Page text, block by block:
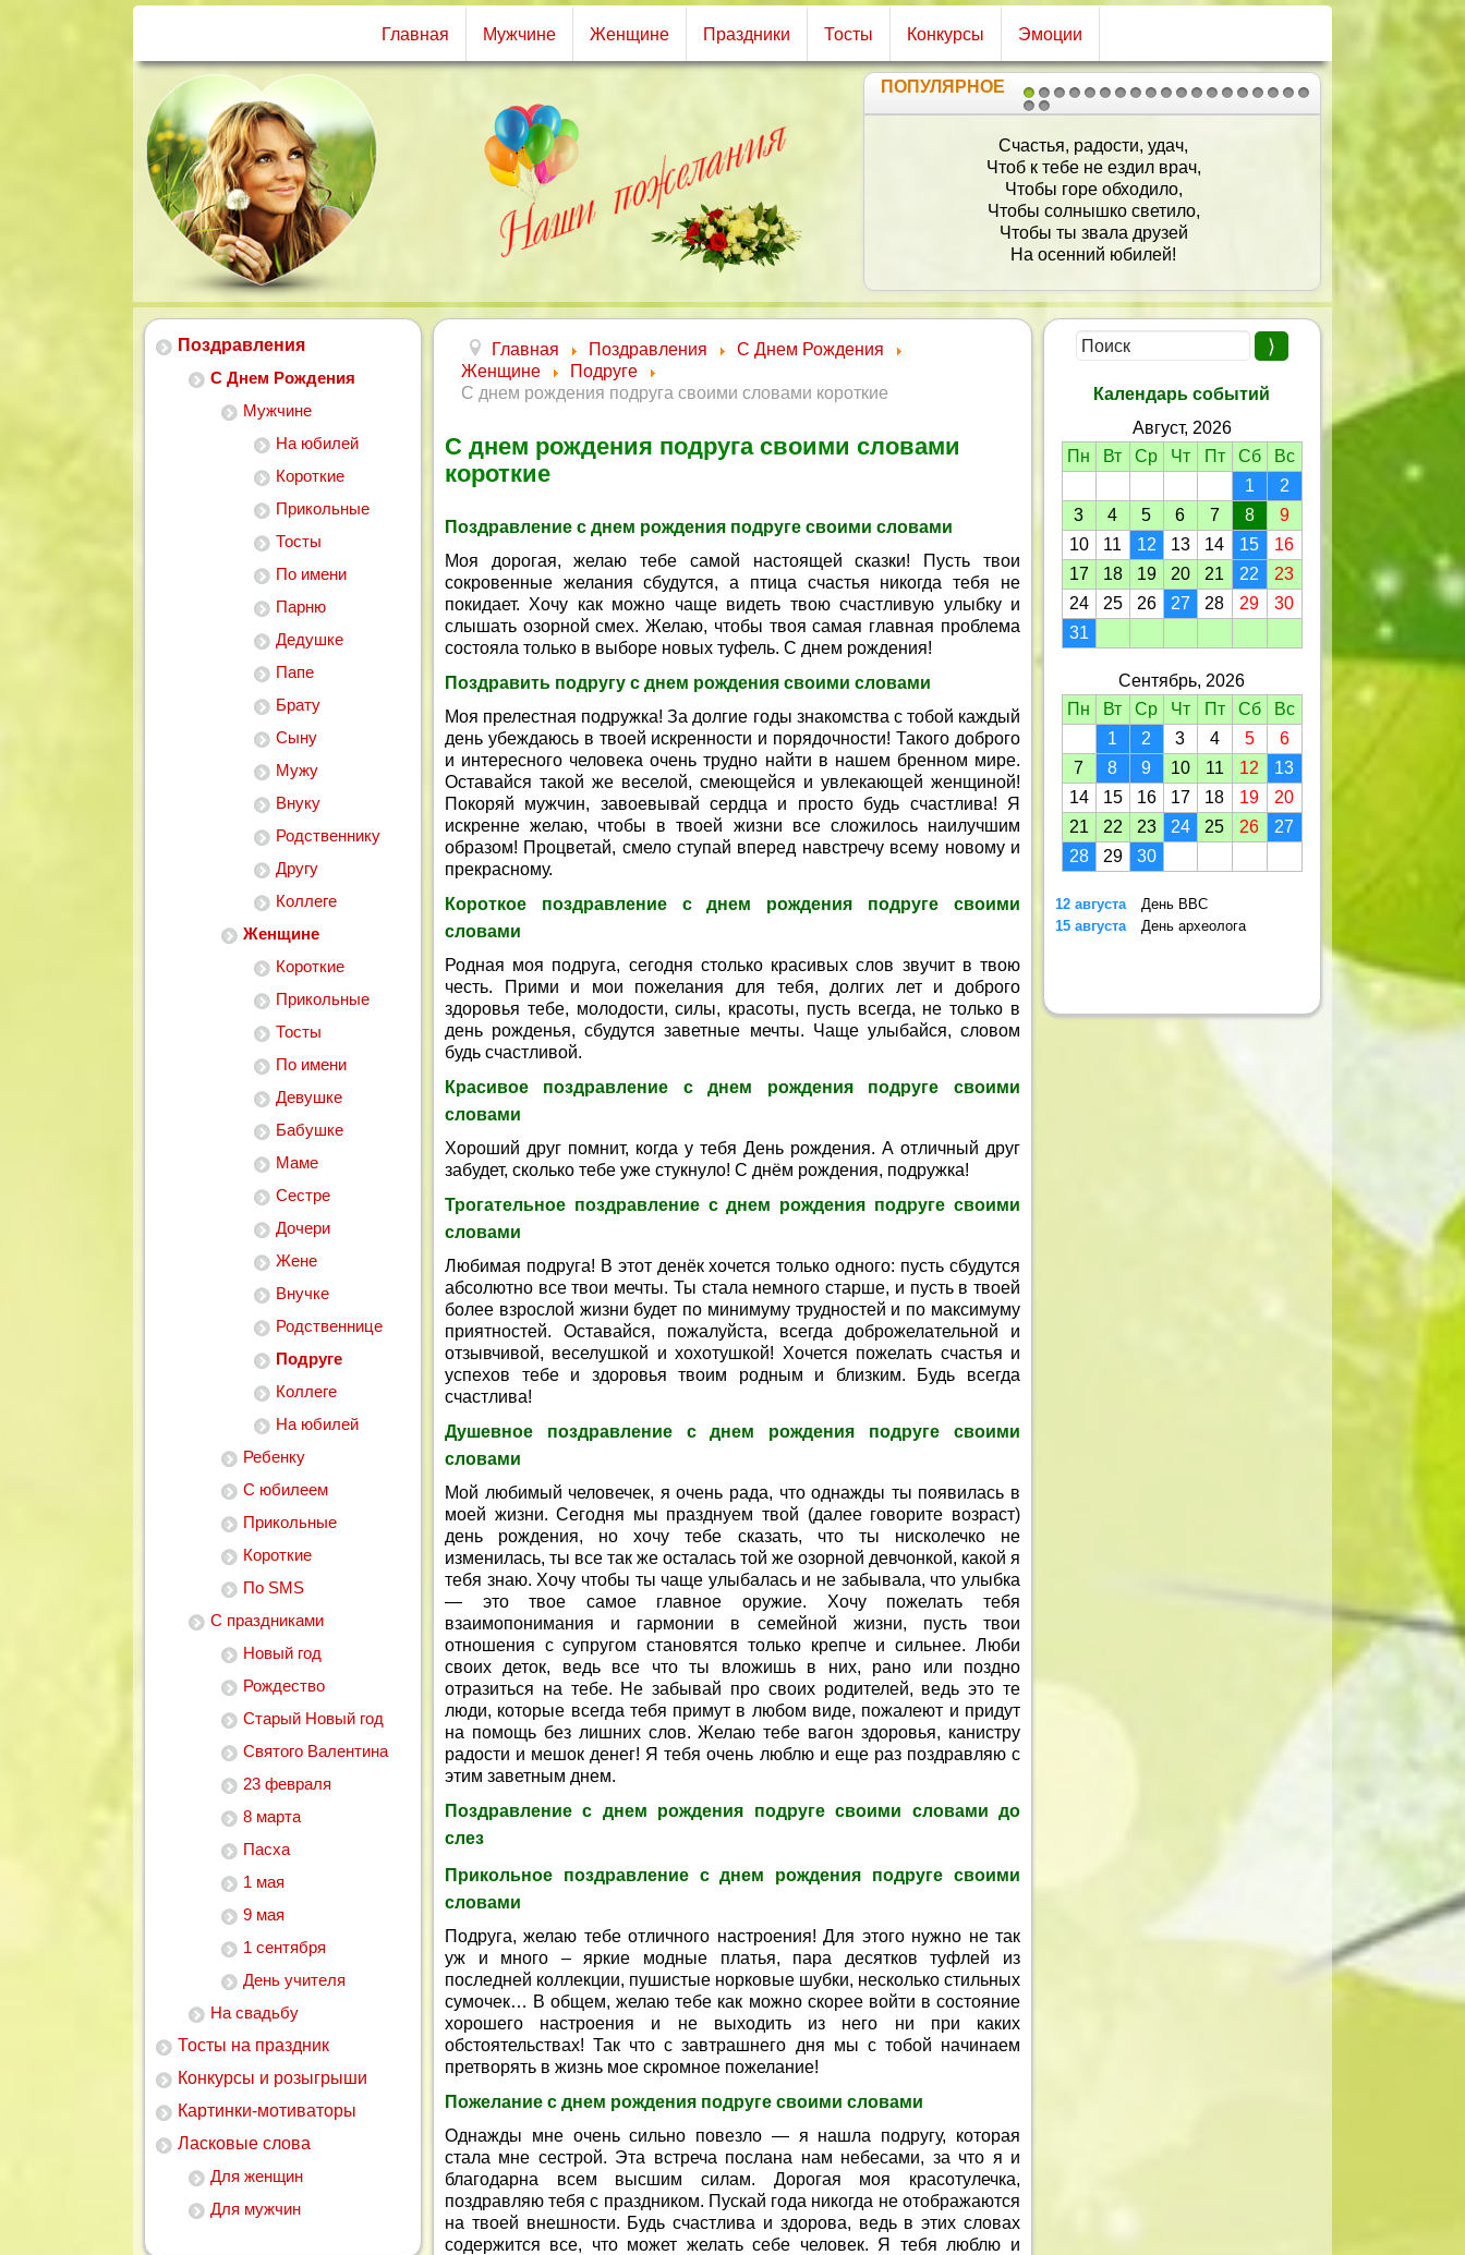
Главная Мужчине Женщине Праздники Тосты Конкурсы Эмоции
1 2
2021
ПОПУЛЯРНОЕ
Поздравляю с днем прекрасным,
Как здорово, что есть ты на Земле!
Пусть будет день сегодня ясным,
Пусть радость подарит он тебе!
Бегут года, а мы и не заметим,
И значит – нужно счастьем дорожить,
Любимой быть желаю и любить!
Поздравления
С Днем Рождения
Мужчине
На юбилей
Короткие
Прикольные
Тосты
По имени
Парню
Дедушке
Папе
Брату
Сыну
Мужу
Внуку
Родственнику
Другу
Коллеге
Женщине
Короткие
Прикольные
Тосты
По имени
Девушке
Бабушке
Маме
Сестре
Дочери
Жене
Внучке
Родственнице
Подруге
Коллеге
На юбилей
Ребенку
С юбилеем
Прикольные
Короткие
По SMS
С праздниками
Новый год
Рождество
Старый Новый год
Святого Валентина
23 февраля
8 марта
Пасха
1 мая
9 мая
1 сентября
День учителя
На свадьбу
Тосты на праздник
Конкурсы и розыгрыши
Картинки-мотиваторы
Ласковые слова
Для женщин
Для мужчин
Главная Поздравления
С Днем Рождения
Женщине
Подруге
С днем рождения подруга своими словами короткие
С днем рождения подруга своими словами
короткие
Поздравление с днем рождения подруге своими словами
Моя дорогая, желаю тебе самой настоящей сказки! Пусть твои
сокровенные желания сбудутся, а птица счастья никогда тебя не
покидает. Хочу как можно чаще видеть твою счастливую улыбку и
слышать озорной смех. Желаю, чтобы твоя самая главная проблема
состояла только в выборе новых туфель. С днем рождения!
Поздравить подругу с днем рождения своими словами
Моя прелестная подружка! За долгие годы знакомства с тобой каждый
день убеждаюсь в твоей искренности и порядочности! Такого доброго
и интересного человека очень трудно найти в нашем бренном мире.
Оставайся такой же веселой, смеющейся и увлекающей женщиной!
Покоряй мужчин, завоевывай сердца и просто будь счастлива! Я
искренне желаю, чтобы в твоей жизни все сложилось наилучшим
образом! Процветай, смело ступай вперед навстречу всему новому и
прекрасному.
Короткое поздравление с днем рождения подруге своими
словами
Родная моя подруга, сегодня столько красивых слов звучит в твою
честь. Прими и мои пожелания для тебя, долгих лет и доброго
здоровья тебе, молодости, силы, красоты, пусть всегда, не только в
день рожденья, сбудутся заветные мечты. Чаще улыбайся, словом
будь счастливой.
Красивое поздравление с днем рождения подруге своими
словами
Хороший друг помнит, когда у тебя День рождения. А отличный друг
забудет, сколько тебе уже стукнуло! С днём рождения, подружка!
Трогательное поздравление с днем рождения подруге своими
словами
Любимая подруга! В этот денёк хочется только одного: пусть сбудутся
абсолютно все твои мечты. Ты стала немного старше, и пусть в твоей
более взрослой жизни будет по минимуму трудностей и по максимуму
приятностей. Оставайся, пожалуйста, всегда доброжелательной и
отзывчивой, веселушкой и хохотушкой! Хочется пожелать счастья и
успехов тебе и здоровья твоим родным и близким. Будь всегда
счастлива!
Душевное поздравление с днем рождения подруге своими
словами
Мой любимый человечек, я очень рада, что однажды ты появилась в
моей жизни. Сегодня мы празднуем твой (далее говорите возраст)
день рождения, но хочу тебе сказать, что ты нисколечко не
изменилась, ты все так же осталась той же озорной девчонкой, какой я
тебя знаю. Хочу чтобы ты чаще улыбалась и не забывала, что улыбка
— это твое самое главное оружие. Хочу пожелать тебя
взаимопонимания и гармонии в семейной жизни, пусть твои
отношения с супругом становятся только крепче и сильнее. Люби
своих деток, ведь все что ты вложишь в них, рано или поздно
отразиться на тебе. Не забывай про своих родителей, ведь это те
люди, которые всегда тебя примут в любом виде, пожалеют и придут
на помощь без лишних слов. Желаю тебе вагон здоровья, канистру
радости и мешок денег! Я тебя очень люблю и еще раз поздравляю с
этим заветным днем.
Поздравление с днем рождения подруге своими словами до
слез
Прикольное поздравление с днем рождения подруге своими
словами
Подруга, желаю тебе отличного настроения! Для этого нужно не так
уж и много – яркие модные платья, пара десятков туфлей из
последней коллекции, пушистые норковые шубки, несколько стильных
сумочек… В общем, желаю тебе как можно скорее войти в состояние
хорошего настроения и не выходить из него ни при каких
обстоятельствах! Так что с завтрашнего дня мы с тобой начинаем
претворять в жизнь мое скромное пожелание!
Пожелание с днем рождения подруге своими словами
Однажды мне очень сильно повезло — я нашла подругу, которая
стала мне сестрой. Эта встреча послана нам небесами, за что я и
благодарна всем высшим силам. Дорогая моя красотулечка,
поздравляю тебя с праздником. Пускай года никогда не отображаются
на твоей внешности. Будь счастлива и здорова, ведь в этих словах
содержится все, что может желать себе человек. Я тебя люблю и
Календарь событий
Август, 2026
Пн
Вт Ср Чт Пт Сб
Вс
1
2
3
4 5 6 7 8
9
10
11 12 13 14 15
16
17
18 19 20 21 22
23
24
25 26 27 28 29
30
31
Сентябрь, 2026
Пн
Вт Ср Чт Пт Сб
Вс
1
2 3 4 5
6
7
8 9 10 11 12
13
14
15 16 17 18 19
20
21
22 23 24 25 26
27
28
29 30
12 августа
День ВВС
15 августа
День археолога